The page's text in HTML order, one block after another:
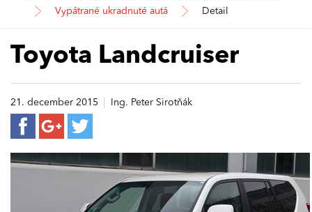
Vypátrané ukradnuté autá
Detail
Toyota Landcruiser
21. december 2015 Ing. Peter Sirotňák